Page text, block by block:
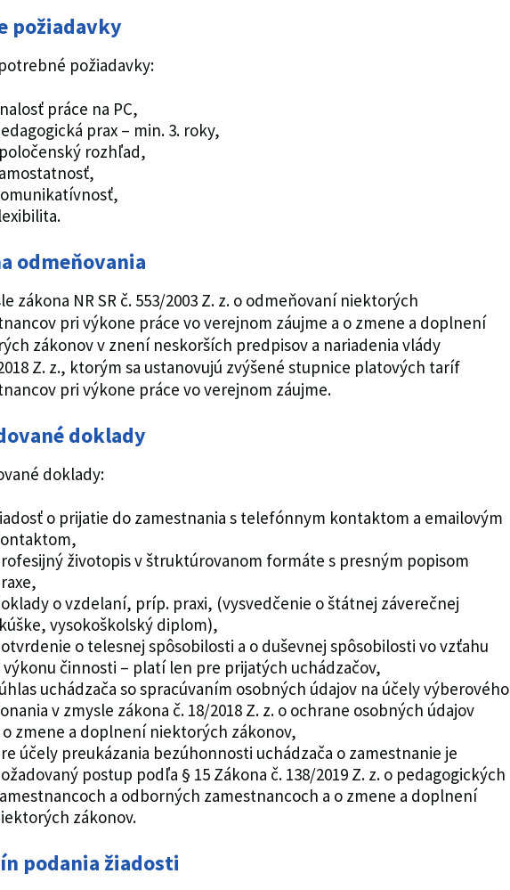
požiadavky
požiadavky:
práce na PC,
prax – min. 3. roky,
rozhľad,
odmeňovania
zákona NR SR č. 553/2003 Z. z. o odmeňovaní niektorých
pri výkone práce vo verejnom záujme a o zmene a doplnení
zákonov v znení neskorších predpisov a nariadenia vlády
Z. z., ktorým sa ustanovujú zvýšené stupnice platových taríf
pri výkone práce vo verejnom záujme.
doklady
doklady:
o prijatie do zamestnania s telefónnym kontaktom a emailovým
životopis v štruktúrovanom formáte s presným popisom
o vzdelaní, príp. praxi, (vysvedčenie o štátnej záverečnej
vysokoškolský diplom),
o telesnej spôsobilosti a o duševnej spôsobilosti vo vzťahu
výkonu činnosti – platí len pre prijatých uchádzačov,
uchádzača so spracúvaním osobných údajov na účely výberového
v zmysle zákona č. 18/2018 Z. z. o ochrane osobných údajov
o zmene a doplnení niektorých zákonov,
účely preukázania bezúhonnosti uchádzača o zamestnanie je
postup podľa § 15 Zákona č. 138/2019 Z. z. o pedagogických
a odborných zamestnancoch a o zmene a doplnení
zákonov.
podania žiadosti